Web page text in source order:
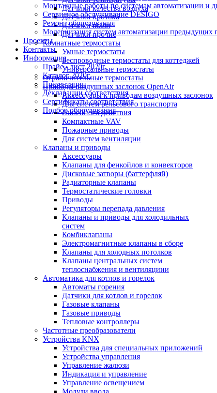
Монтажные работы по системам автоматизации и
Сервисное обслуживание DESIGO
Ремонт оборудования
Модернизация систем автоматизации
Проекты
Контакты
Информация
Прайс - лист 2020г.
Каталог 2020г.
Презентации
Декларации соответствия
Сертификаты соответствия
Подбор оборудования
Датчики качества воздуха
Датчики протока
Датчики пыли
Датчики прочие
Комнатные термостаты
Умные термостаты
Беспроводные термостаты для коттеджей
Универсальные термостаты
Ограничительные термостаты
Приводы воздушных заслонок OpenAir
Аксессуары к приводам воздушных заслонок
Для систем рельсового транспорта
Линейного действия
Компактные VAV
Пожарные приводы
Для систем вентиляции
Клапаны и приводы
Аксессуары
Клапаны для фенкойлов и конвекторов
Дисковые затворы (баттерфляй)
Радиаторные клапаны
Термостатические головки
Приводы
Регуляторы перепада давления
Клапаны и приводы для холодильных
систем
Комбиклапаны
Электромагнитные клапаны в сборе
Клапаны для холодных потолков
Клапаны центральных систем
теплоснабжения и вентиляциии
Автоматика для котлов и горелок
Автоматы горения
Датчики для котлов и горелок
Газовые клапаны
Газовые приводы
Тепловые контроллеры
Частотные преобразователи
Устройства KNX
Устройства для специальных приложений
Устройства управления
Управление жалюзи
Индикация и управление
Управление освещением
Модули ввода